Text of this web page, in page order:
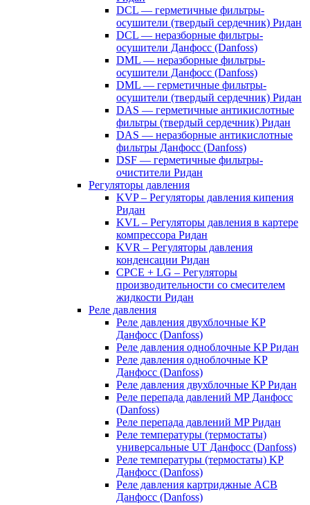
DCL — герметичные фильтры-
осушители (твердый сердечник) Ридан
DCL — неразборные фильтры-
осушители Данфосс (Danfoss)
DML — неразборные фильтры-
осушители Данфосс (Danfoss)
DML — герметичные фильтры-
осушители (твердый сердечник) Ридан
DAS — герметичные антикислотные
фильтры (твердый сердечник) Ридан
DAS — неразборные антикислотные
фильтры Данфосс (Danfoss)
DSF — герметичные фильтры-
очистители Ридан
Регуляторы давления
KVP – Регуляторы давления кипения
Ридан
KVL – Регуляторы давления в картере
компрессора Ридан
KVR – Регуляторы давления
конденсации Ридан
CPCE + LG – Регуляторы
производительности со смесителем
жидкости Ридан
Реле давления
Реле давления двухблочные KP
Данфосс (Danfoss)
Реле давления одноблочные KP Ридан
Реле давления одноблочные KP
Данфосс (Danfoss)
Реле давления двухблочные KP Ридан
Реле перепада давлений MP Данфосс
(Danfoss)
Реле перепада давлений MP Ридан
Реле температуры (термостаты)
универсальные UT Данфосс (Danfoss)
Реле температуры (термостаты) KP
Данфосс (Danfoss)
Реле давления картриджные ACB
Данфосс (Danfoss)